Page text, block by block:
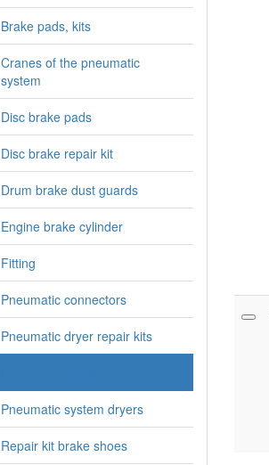
Brake pads, kits
Cranes of the pneumatic
system
Disc brake pads
Disc brake repair kit
Drum brake dust guards
Engine brake cylinder
Fitting
Pneumatic connectors
Pneumatic dryer repair kits
Pneumatic system dryers
Repair kit brake shoes